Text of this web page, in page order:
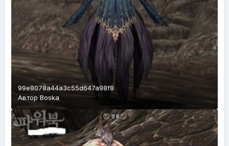
99e8078a44a3c55d647a98f8
Автор Boska